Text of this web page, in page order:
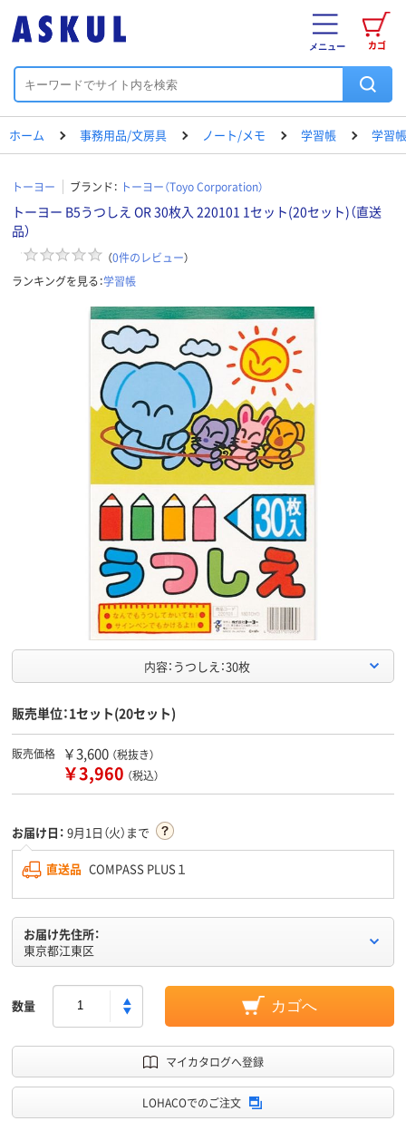
カゴ
メニュー
ホーム 事務用品/文房具 ノート/メモ 学習帳 学習
トーヨー ブランド： トーヨー（Toyo Corporation）
トーヨー B5うつしえ OR 30枚入 220101 1セット(20セット)（直送
品）
（0件のレビュー）
ランキングを見る：学習帳
内容：うつしえ：30枚
販売単位：1セット(20セット)
販売価格 ￥3,600 （税抜き）
￥3,960 （税込）
お届け日： 9月1日（火）まで
直送品 COMPASS PLUS１
お届け先住所：
東京都江東区
数量 カゴへ
マイカタログへ登録
LOHACOでのご注文